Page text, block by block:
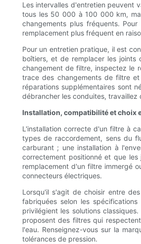
Les intervalles d'entretien peuvent
tous les 50 000 à 100 000 km,
changements plus fréquents.
remplacement plus fréquent en
Pour un entretien pratique, il est
boîtiers, et de remplacer les
changement de filtre, inspectez le
trace des changements de filtre
réparations supplémentaires sont
débrancher les conduites,
Installation, compatibilité et choix
L'installation correcte d'un filtre à
types de raccordement, sens du
carburant ; une installation à
correctement positionné et que
remplacement d'un filtre immergé
connecteurs électriques.
Lorsqu'il s'agit de choisir entre
fabriquées selon les
privilégient les solutions
proposent des filtres qui
l'eau. Renseignez-vous sur la
tolérances de pression.